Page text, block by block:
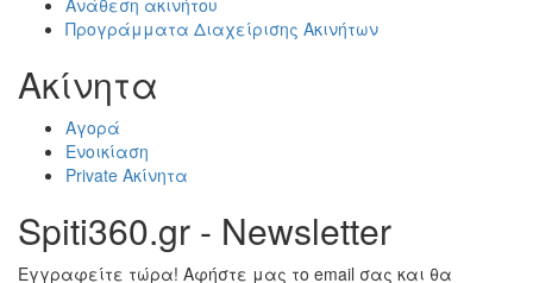
Προγράμματα Διαχείρισης Ακινήτων
Ακίνητα
Αγορά
Ενοικίαση
Private Ακίνητα
Spiti360.gr - Newsletter
Εγγραφείτε τώρα! Αφήστε μας το email σας και θα